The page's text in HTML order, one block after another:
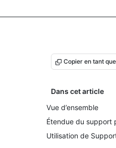
Copier en tant
Dans cet article
Vue d’ensemble
Étendue du support
Utilisation de